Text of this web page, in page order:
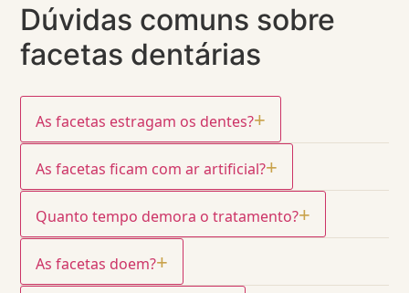
Dúvidas comuns sobre
facetas dentárias
As facetas estragam os dentes?+
As facetas ficam com ar artificial?+
Quanto tempo demora o tratamento?+
As facetas doem?+